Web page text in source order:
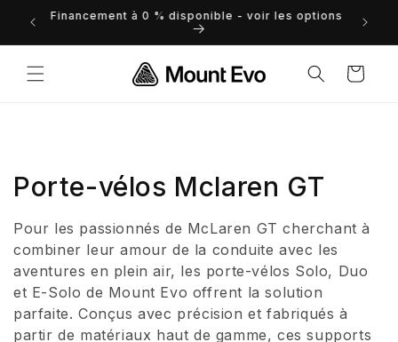
passerFinancement à 0 % disponible - voir les options
Panier
C
o
l
l
e
Porte-vélos Mclaren GT
Pour les passionnés de McLaren GT cherchant à
combiner leur amour de la conduite avec les
aventures en plein air, les porte-vélos Solo, Duo
et E-Solo de Mount Evo offrent la solution
parfaite. Conçus avec précision et fabriqués à
partir de matériaux haut de gamme, ces supports